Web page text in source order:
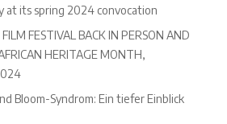
at its spring 2024 convocation
FESTIVAL BACK IN PERSON AND
HERITAGE MONTH,
Bloom-Syndrom: Ein tiefer Einblick